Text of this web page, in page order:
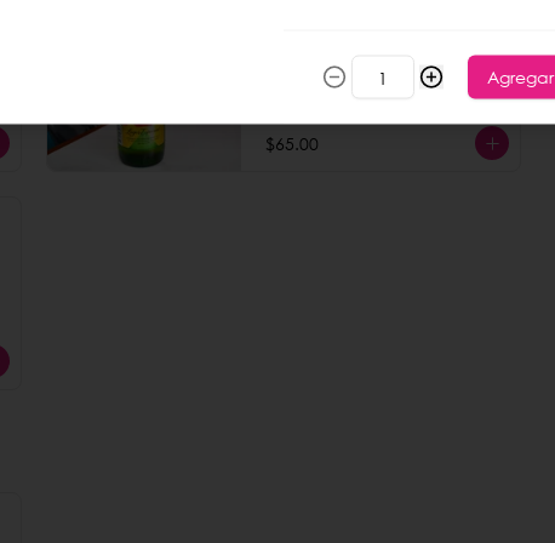
$65.00
Agregar